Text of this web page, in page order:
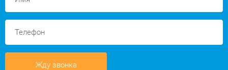
Жду звонка